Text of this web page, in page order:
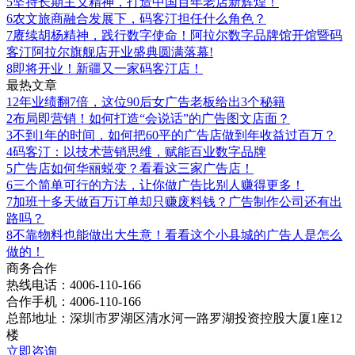
6农文旅商融合发展下，码客汀担任什么角色？
7赓续胡杨精神，践行数字使命！阿拉尔数字品牌馆开馆暨码
客汀阿拉尔旗舰店开业盛典圆满落幕!
8即将开业！新疆又一家码客汀店！
最热文章
1 2年业绩翻7倍，这位90后女广告老板给出3个秘籍
2布局即营销！如何打造“会说话”的广告图文店面？
3不到1年的时间，如何把60平的广告店做到年收益过百万？
4码客汀：以技术营销思维，赋能百业数字品牌
5广告店如何华丽蜕变？看看这三家广告店！
6三个简单可行的方法，让你做广告比别人赚得更多！
7加班十多天做百万订单却只赚废料钱？广告制作公司还有出
路吗？
8不靠物料也能做出大生意！看看这个小县城的广告人是怎么
做的！
商务合作
热线电话：4006-110-166
合作手机：4006-110-166
总部地址：深圳市罗湖区清水河一路罗湖投资控股大厦1座12
楼
立即咨询